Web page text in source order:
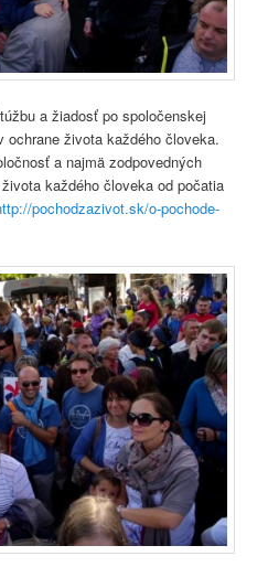
a žiadosť po spoločenskej
života každého človeka.
a najmä zodpovedných
každého človeka od počatia
pochodzazivot.sk/o-pochode-